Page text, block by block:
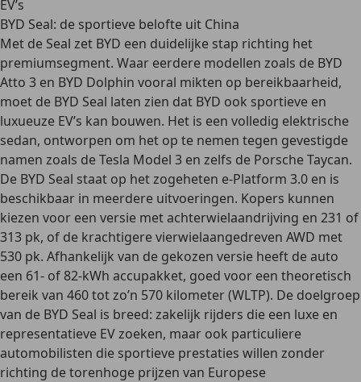
EV’s
BYD Seal: de sportieve belofte uit China
Met de Seal zet BYD een duidelijke stap richting het
premiumsegment. Waar eerdere modellen zoals de BYD
Atto 3 en BYD Dolphin vooral mikten op bereikbaarheid,
moet de BYD Seal laten zien dat BYD ook sportieve en
luxueuze EV’s kan bouwen. Het is een volledig elektrische
sedan, ontworpen om het op te nemen tegen gevestigde
namen zoals de Tesla Model 3 en zelfs de Porsche Taycan.
De BYD Seal staat op het zogeheten e-Platform 3.0 en is
beschikbaar in meerdere uitvoeringen. Kopers kunnen
kiezen voor een versie met achterwielaandrijving en 231 of
313 pk, of de krachtigere vierwielaangedreven AWD met
530 pk. Afhankelijk van de gekozen versie heeft de auto
een 61- of 82-kWh accupakket, goed voor een theoretisch
bereik van 460 tot zo’n 570 kilometer (WLTP). De doelgroep
van de BYD Seal is breed: zakelijk rijders die een luxe en
representatieve EV zoeken, maar ook particuliere
automobilisten die sportieve prestaties willen zonder
richting de torenhoge prijzen van Europese